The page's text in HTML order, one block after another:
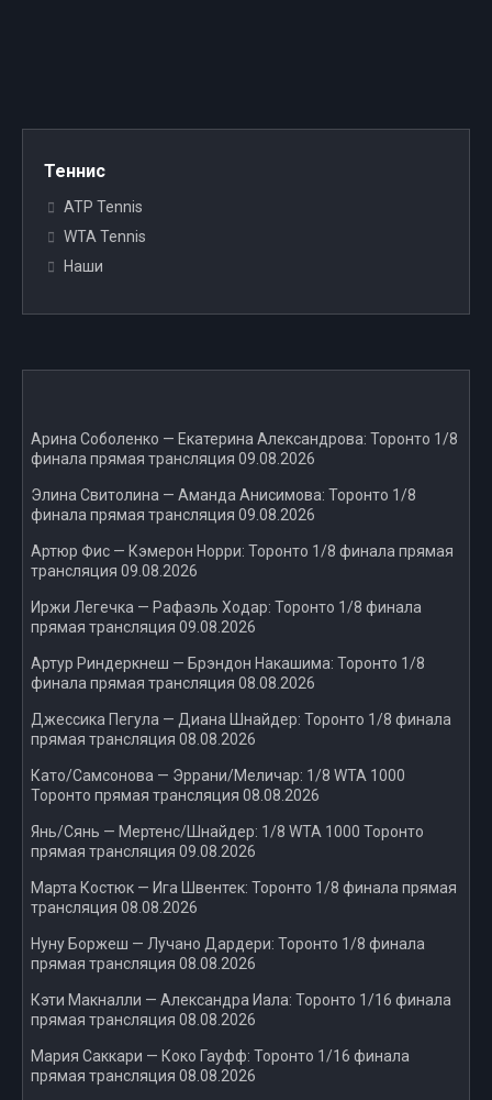
Теннис
ATP Tennis
WTA Tennis
Наши
Арина Соболенко — Екатерина Александрова: Торонто 1/8
финала прямая трансляция 09.08.2026
Элина Свитолина — Аманда Анисимова: Торонто 1/8
финала прямая трансляция 09.08.2026
Артюр Фис — Кэмерон Норри: Торонто 1/8 финала прямая
трансляция 09.08.2026
Иржи Легечка — Рафаэль Ходар: Торонто 1/8 финала
прямая трансляция 09.08.2026
Артур Риндеркнеш — Брэндон Накашима: Торонто 1/8
финала прямая трансляция 08.08.2026
Джессика Пегула — Диана Шнайдер: Торонто 1/8 финала
прямая трансляция 08.08.2026
Като/Самсонова — Эррани/Меличар: 1/8 WTA 1000
Торонто прямая трансляция 08.08.2026
Янь/Сянь — Мертенс/Шнайдер: 1/8 WTA 1000 Торонто
прямая трансляция 09.08.2026
Марта Костюк — Ига Швентек: Торонто 1/8 финала прямая
трансляция 08.08.2026
Нуну Боржеш — Лучано Дардери: Торонто 1/8 финала
прямая трансляция 08.08.2026
Кэти Макналли — Александра Иала: Торонто 1/16 финала
прямая трансляция 08.08.2026
Мария Саккари — Коко Гауфф: Торонто 1/16 финала
прямая трансляция 08.08.2026